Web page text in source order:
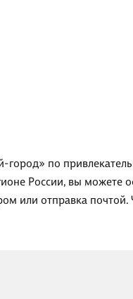
город» по
России, вы можете
или отправка